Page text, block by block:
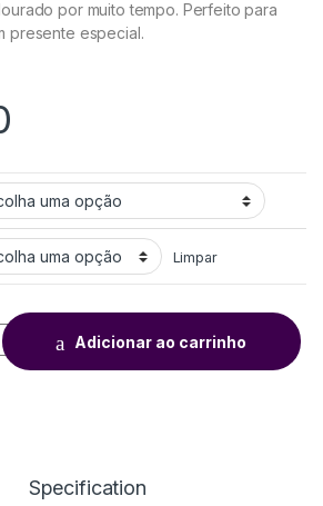
por muito tempo. Perfeito para
presente especial.
Limpar
Adicionar ao carrinho
Specification